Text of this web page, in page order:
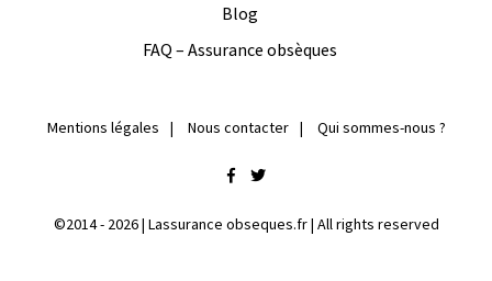
Blog
FAQ – Assurance obsèques
©2014 - 2026 | Lassurance obseques.fr | All rights reserved
Mentions légales Nous contacter Qui sommes-nous ?
facebook
twitter